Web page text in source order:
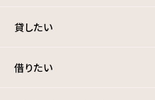
貸したい
借りたい